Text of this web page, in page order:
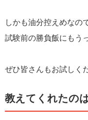
しかも油分控えめなの
試験前の勝負飯にもう
ぜひ皆さんもお試しく
教えてくれたの